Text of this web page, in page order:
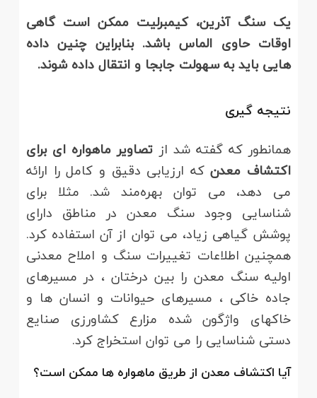
یک سنگ آذرین، کیمبرلیت ممکن است گاهی
اوقات حاوی الماس باشد. بنابراین چنین داده
هایی باید به سهولت جابجا و انتقال داده شوند.
نتیجه گیری
همانطور که گفته شد از تصاویر ماهواره ای برای
اکتشاف معدنکه ارزیابی دقیق و کامل را ارائه
می دهد، می توان بهره‌مند شد. مثلا برای
شناسایی وجود سنگ معدن در مناطق دارای
پوشش گیاهی زیاد، می توان از آن استفاده کرد.
همچنین اطلاعات تغییرات سنگ و املاح معدنی
اولیه سنگ معدن را بین درختان ، در مسیرهای
جاده خاکی ، مسیرهای حیوانات و انسان ها و
خاکهای واژگون شده مزارع کشاورزی صنایع
دستی شناسایی را می توان استخراج کرد.
آیا اکتشاف معدن از طریق ماهواره ها ممکن است؟